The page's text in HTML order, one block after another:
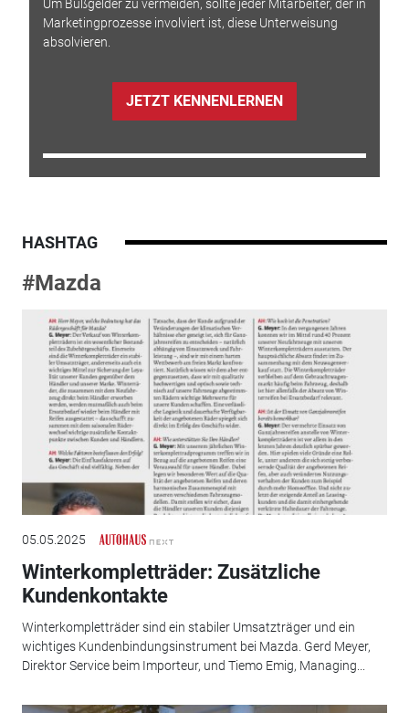
Um Bußgelder zu vermeiden, sollte jeder Mitarbeiter, der in
Marketingprozesse involviert ist, diese Unterweisung
absolvieren.
JETZT KENNENLERNEN
HASHTAG
#Mazda
05.05.2025
Winterkompletträder: Zusätzliche
Kundenkontakte
Winterkompletträder sind ein stabiler Umsatzträger und ein
wichtiges Kundenbindungsinstrument bei Mazda. Gerd Meyer,
Direktor Service beim Importeur, und Tiemo Emig, Managing...